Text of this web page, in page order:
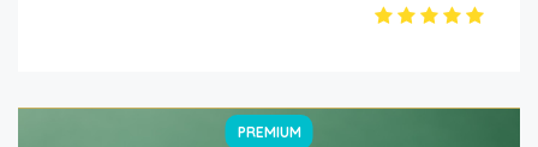
PREMIUM